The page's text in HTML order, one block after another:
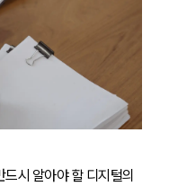
시 알아야 할 디지털의